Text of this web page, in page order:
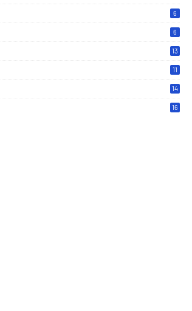
6
6
13
11
14
16